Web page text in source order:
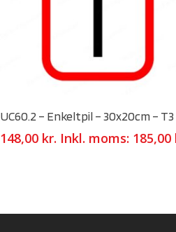
UC60.2 – Enkeltpil – 30x20cm – T3
148,00 kr. Inkl. moms: 185,00